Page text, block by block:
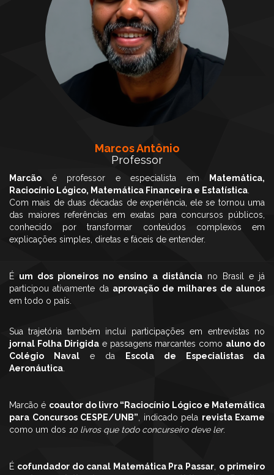
Marcos Antônio
Professor
Marcão é professor e especialista em
Matemática,
Raciocínio Lógico, Matemática Financeira e Estatística
Com mais de duas décadas de experiência, ele se tornou uma
das maiores referências em exatas para concursos públicos,
conhecido por transformar conteúdos complexos em
explicações simples, diretas e fáceis de entender.
É um dos pioneiros no ensino a distânciano Brasil e já
participou ativamente da aprovação de milhares de alunos
em todo o país.
Sua trajetória também inclui participações em entrevistas no
jornal Folha Dirigidae passagens marcantes como aluno do
Colégio Naval e da
Escola de Especialistas da
Aeronáutica
Marcão é coautor do livro “Raciocínio Lógico e Matemática
para Concursos CESPE/UNB” , indicado pela revista Exame
como um dos 10 livros que todo concurseiro deve ler.
É cofundador do canal Matemática Pra Passar o primeiro